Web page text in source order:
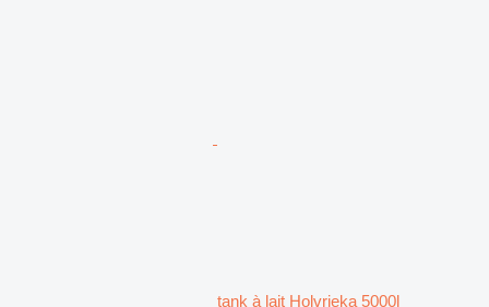
tank à lait Holvrieka 5000l